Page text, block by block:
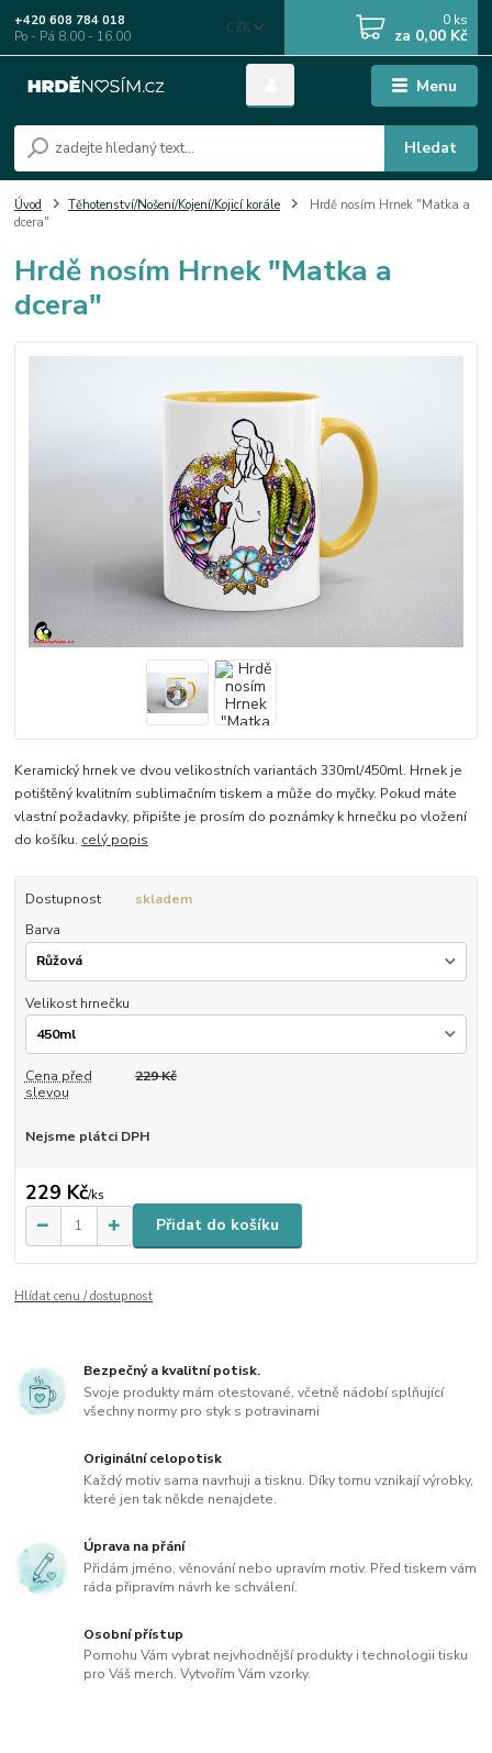
Menu
CZK
Hledat
+420 608 784 018
Po - Pá 8.00 - 16.00
0 ks
za 0,00 Kč
Úvod Těhotenství/Nošení/Kojení/Kojicí korále
Hrdě nosím Hrnek "Matka a
dcera"
Hrdě nosím Hrnek "Matka a
dcera"
Keramický hrnek ve dvou velikostních variantách 330ml/450ml. Hrnek je
potištěný kvalitním sublimačním tiskem a může do myčky. Pokud máte
vlastní požadavky, připište je prosím do poznámky k hrnečku po vložení
do košíku. celý popis
Dostupnost
skladem
Barva
Velikost hrnečku
Cena před
slevou
229 Kč
Nejsme plátci DPH
229 Kč/ks
Přidat do košíku
Hlídat cenu / dostupnost
Bezpečný a kvalitní potisk.
Svoje produkty mám otestované, včetně nádobí splňující
všechny normy pro styk s potravinami
Originální celopotisk
Každý motiv sama navrhuji a tisknu. Díky tomu vznikají výrobky,
které jen tak někde nenajdete.
Úprava na přání
Přidám jméno, věnování nebo upravím motiv. Před tiskem vám
ráda připravím návrh ke schválení.
Osobní přístup
Pomohu Vám vybrat nejvhodnější produkty i technologii tisku
pro Váš merch. Vytvořím Vám vzorky.